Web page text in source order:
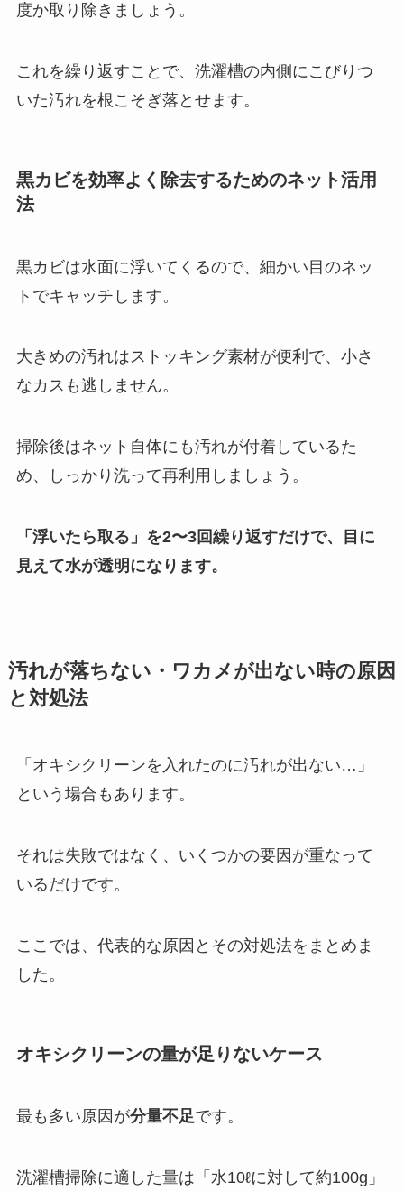
度か取り除きましょう。
これを繰り返すことで、洗濯槽の内側にこびりつ
いた汚れを根こそぎ落とせます。
黒カビを効率よく除去するためのネット活用
法
黒カビは水面に浮いてくるので、細かい目のネッ
トでキャッチします。
大きめの汚れはストッキング素材が便利で、小さ
なカスも逃しません。
掃除後はネット自体にも汚れが付着しているた
め、しっかり洗って再利用しましょう。
「浮いたら取る」を2〜3回繰り返すだけで、目に
見えて水が透明になります。
汚れが落ちない・ワカメが出ない時の原因
と対処法
「オキシクリーンを入れたのに汚れが出ない…」
という場合もあります。
それは失敗ではなく、いくつかの要因が重なって
いるだけです。
ここでは、代表的な原因とその対処法をまとめま
した。
オキシクリーンの量が足りないケース
最も多い原因が分量不足です。
洗濯槽掃除に適した量は「水10ℓに対して約100g」